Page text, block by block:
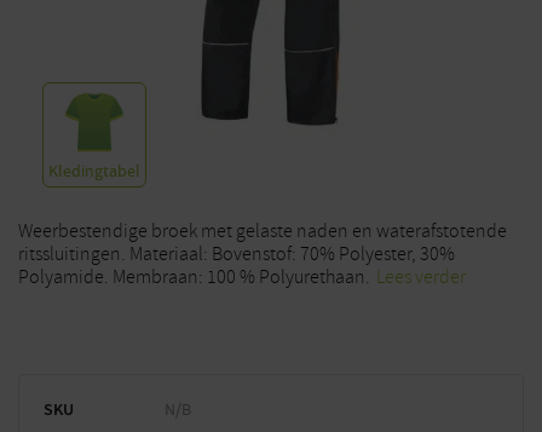
Kledingtabel
Weerbestendige broek met gelaste naden en waterafstotende
ritssluitingen. Materiaal: Bovenstof: 70% Polyester, 30%
Polyamide. Membraan: 100 % Polyurethaan. Lees verder
SKU N/B